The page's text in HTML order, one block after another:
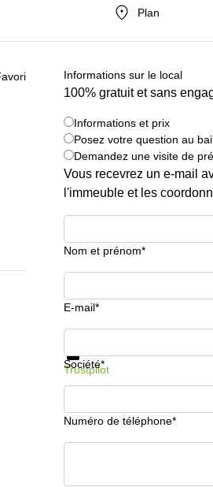
Plan
Informations sur le local
100% gratuit et sans
Informations et prix
Posez votre question au
Demandez une visite de
Vous recevrez un e-mail
l'immeuble et les
Nom et prénom*
E-mail*
Société*
Numéro de téléphone*
Informations et prix
Trustpilot